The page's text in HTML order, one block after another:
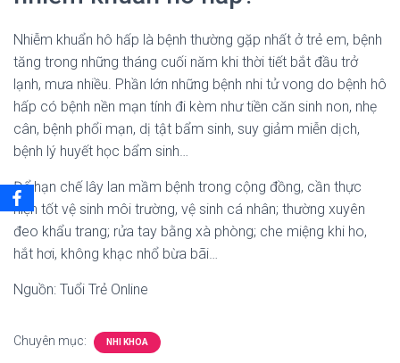
Nhiễm khuẩn hô hấp là bệnh thường gặp nhất ở trẻ em, bệnh
tăng trong những tháng cuối năm khi thời tiết bắt đầu trở
lạnh, mưa nhiều. Phần lớn những bệnh nhi tử vong do bệnh hô
hấp có bệnh nền mạn tính đi kèm như tiền căn sinh non, nhẹ
cân, bệnh phổi mạn, dị tật bẩm sinh, suy giảm miễn dịch,
bệnh lý huyết học bẩm sinh…
Để hạn chế lây lan mầm bệnh trong cộng đồng, cần thực
hiện tốt vệ sinh môi trường, vệ sinh cá nhân; thường xuyên
đeo khẩu trang; rửa tay bằng xà phòng; che miệng khi ho,
hắt hơi, không khạc nhổ bừa bãi…
Nguồn: Tuổi Trẻ Online
Chuyên mục: NHI KHOA